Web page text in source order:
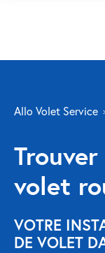
Volet roulant
Réparation
Volet roulant Velux
Réparation store
Allo Volet Service
volet
VOTRE
DE VOLET